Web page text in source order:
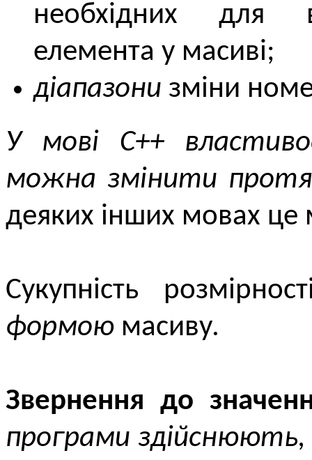
необхідних для
елемента у масиві;
діапазони зміни
У мові C++
можна змінити
деяких інших мовах
Cукупність
формою масиву.
Звернення до
програми здійснюють,